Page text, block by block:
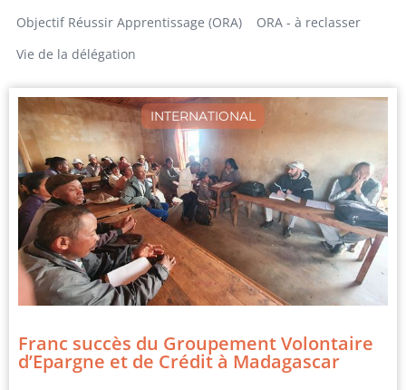
Objectif Réussir Apprentissage (ORA)
ORA - à reclasser
Vie de la délégation
INTERNATIONAL
Franc succès du Groupement Volontaire
d’Epargne et de Crédit à Madagascar